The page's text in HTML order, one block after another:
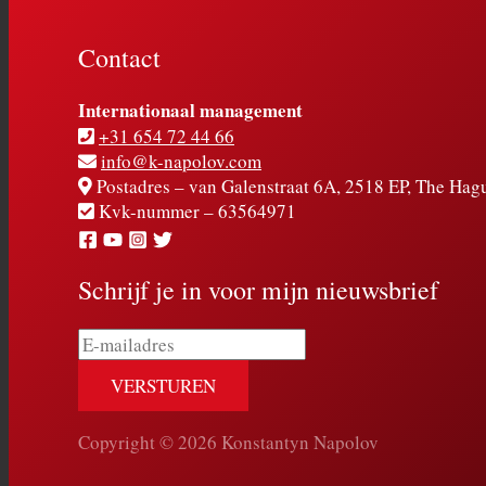
Contact
Internationaal management
+31 654 72 44 66
info@k-napolov.com
Postadres – van Galenstraat 6A, 2518 EP, The
Kvk-nummer – 63564971
Schrijf je in voor mijn nieuwsbrief
E-
mailadres
Copyright © 2026 Konstantyn Napolov